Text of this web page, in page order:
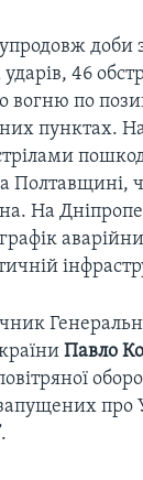
доби
46
вогню по
пунктах.
Полтавщині,
На
Павло
про